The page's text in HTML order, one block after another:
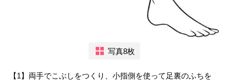
写真8枚
【1】両手でこぶしをつくり、小指側を使って足裏のふちを